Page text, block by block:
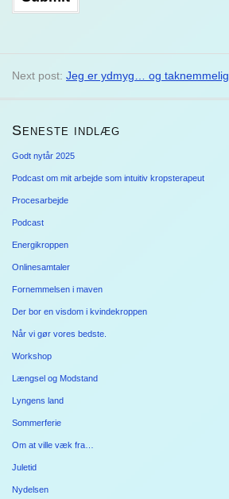
Next post: Jeg er ydmyg… og taknemmelig
Seneste indlæg
Godt nytår 2025
Podcast om mit arbejde som intuitiv kropsterapeut
Procesarbejde
Podcast
Energikroppen
Onlinesamtaler
Fornemmelsen i maven
Der bor en visdom i kvindekroppen
Når vi gør vores bedste.
Workshop
Længsel og Modstand
Lyngens land
Sommerferie
Om at ville væk fra…
Juletid
Nydelsen